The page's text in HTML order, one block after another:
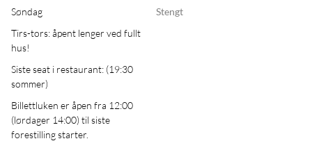
Søndag
Stengt
Tirs-tors: åpent lenger ved fullt
hus!
Siste seat i restaurant: (19:30
sommer)
Billettluken er åpen fra 12:00
(lørdager 14:00) til siste
forestilling starter.